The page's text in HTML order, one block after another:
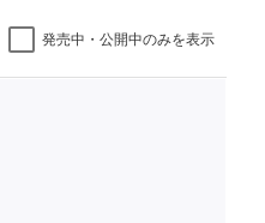
発売中・公開中のみを表示